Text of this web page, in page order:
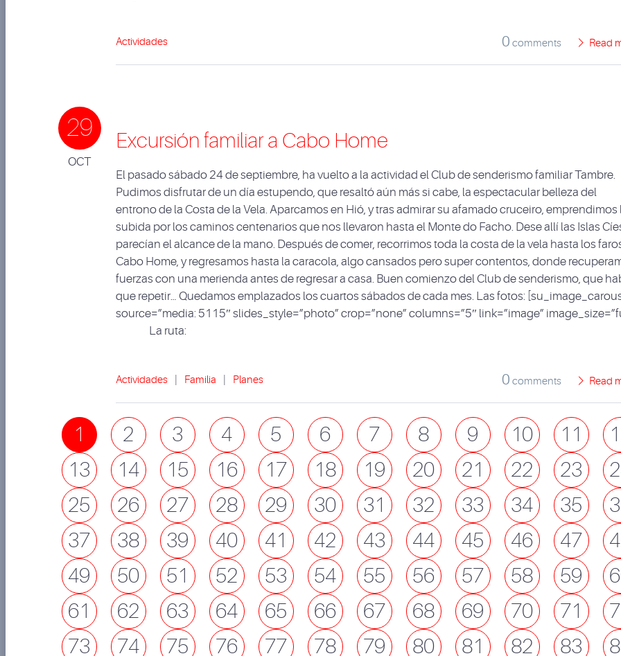
Actividades 0 comments Read
29
OCT
Excursión familiar a Cabo Home
El pasado sábado 24 de septiembre, ha vuelto a la actividad el Club de senderismo familiar Tambre.
Pudimos disfrutar de un día estupendo, que resaltó aún más si cabe, la espectacular belleza del
entrono de la Costa de la Vela. Aparcamos en Hió, y tras admirar su afamado cruceiro, emprendimos
subida por los caminos centenarios que nos llevaron hasta el Monte do Facho. Dese allí las Islas
parecían el alcance de la mano. Después de comer, recorrimos toda la costa de la vela hasta los
Cabo Home, y regresamos hasta la caracola, algo cansados pero super contentos, donde
fuerzas con una merienda antes de regresar a casa. Buen comienzo del Club de senderismo, que
que repetir… Quedamos emplazados los cuartos sábados de cada mes. Las fotos:
source=”media: 5115″ slides_style=”photo” crop=”none” columns=”5″ link=”image”
La ruta:
Actividades Familia Planes 0 comments Read
1 2 3 4 5 6 7 8 9 10 11
13
14 15 16 17 18 19 20 21 22 23
25
26 27 28 29 30 31 32 33 34 35
37
38 39 40 41 42 43 44 45 46 47
49
50 51 52 53 54 55 56 57 58 59
61
62 63 64 65 66 67 68 69 70 71
73
74 75 76 77 78 79 80 81 82 83